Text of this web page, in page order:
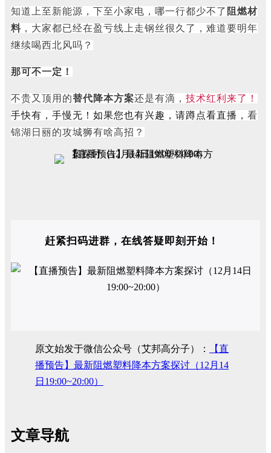
知道上至新能源，下至小家电，哪一行都少不了 阻燃材
料 ，大家都已经在盈亏线上走钢丝很久了，难道要明年
继续喝西北风吗？
那可不一定！
不贵又顶用的替代降本方案还是有滴， 技术红利来了！
手快有，手慢无！如果您也有兴趣，请蹲点看直播， 看
锦湖日丽的攻城狮有啥高招？
赶紧扫码进群，在线答疑即刻开始！
原文始发于微信公众号（艾邦高分子）：
【直
播预告】最新阻燃塑料降本方案探讨（12月14
日19:00~20:00）
文章导航